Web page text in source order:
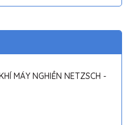
MÁY NGHIỀN NETZSCH -